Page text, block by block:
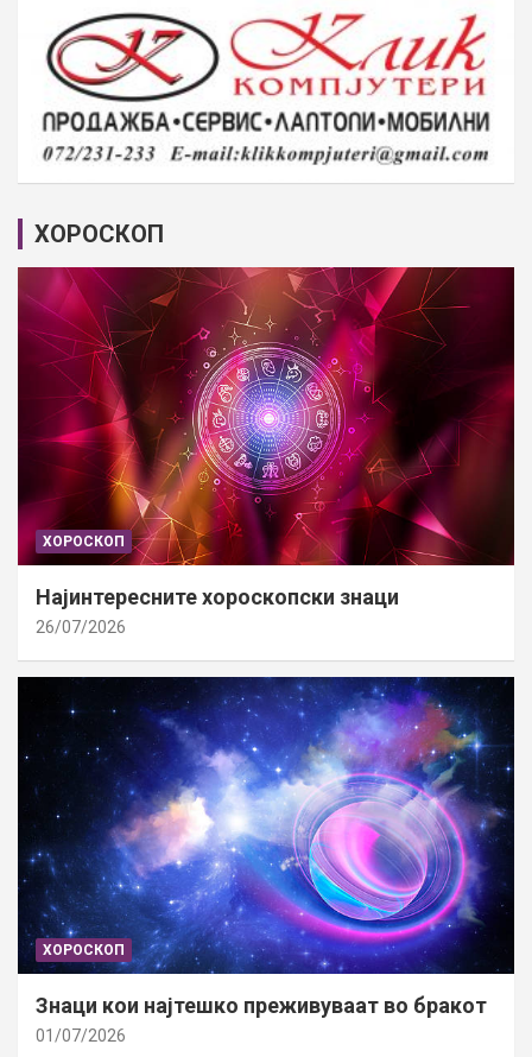
ХОРОСКОП
ХОРОСКОП
Најинтересните хороскопски знаци
26/07/2026
ХОРОСКОП
Знаци кои најтешко преживуваат во бракот
01/07/2026